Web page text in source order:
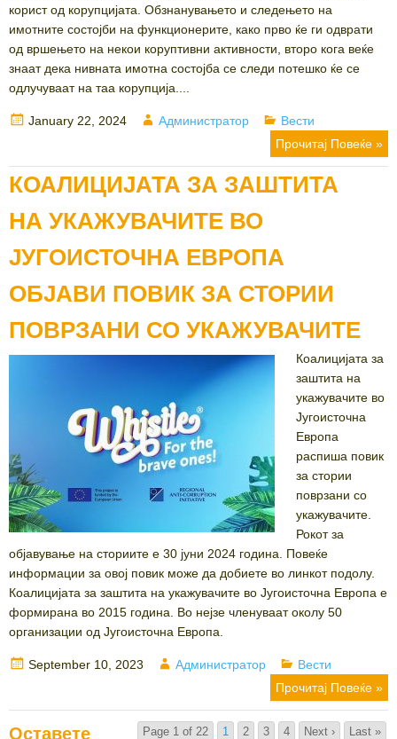
корист од корупцијата. Обзнанувањето и следењето на
имотните состојби на функционерите, како прво ќе ги одврати
од вршењето на некои коруптивни активности, второ кога веќе
знаат дека нивната имотна состојба се следи потешко ќе се
одлучуваат на таа корупција....
Posted
January 22, 2024 Author
Администратор Categories
Вести
Прочитај Повеќе »
КОАЛИЦИЈАТА ЗА ЗАШТИТА
НА УКАЖУВАЧИТЕ ВО
ЈУГОИСТОЧНА ЕВРОПА
ОБЈАВИ ПОВИК ЗА СТОРИИ
ПОВРЗАНИ СО УКАЖУВАЧИТЕ
Коалицијата за
заштита на
укажувачите во
Југоисточна
Европа
распиша повик
за стории
поврзани со
укажувачите.
Рокот за
објавување на сториите е 30 јуни 2024 година. Повеќе
информации за овој повик може да добиете во линкот подолу.
Коалицијата за заштита на укажувачите во Југоисточна Европа е
формирана во 2015 година. Во нејзе членуваат околу 50
организации од Југоисточна Европа.
Posted
September 10, 2023 Author
Администратор Categories
Вести
Прочитај Повеќе »
Page 1 of 22 1 2 3 4 Next › Last »
Оставете